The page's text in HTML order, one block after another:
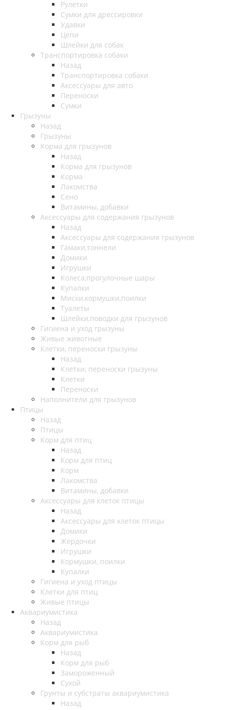
Рулетки
Сумки для дрессировки
Удавки
Цепи
Шлейки для собак
Транспортировка собаки
Назад
Транспортировка собаки
Аксессуары для авто
Переноски
Сумки
Грызуны
Назад
Грызуны
Корма для грызунов
Назад
Корма для грызунов
Корма
Лакомства
Сено
Витамины, добавки
Аксессуары для содержания грызунов
Назад
Аксессуары для содержания грызунов
Гамаки,тоннели
Домики
Игрушки
Колеса,прогулочные шары
Купалки
Миски,кормушки,поилки
Туалеты
Шлейки,поводки для грызунов
Гигиена и уход грызуны
Живые животные
Клетки, переноски грызуны
Назад
Клетки, переноски грызуны
Клетки
Переноски
Наполнители для грызунов
Птицы
Назад
Птицы
Корм для птиц
Назад
Корм для птиц
Корм
Лакомства
Витамины, добавки
Аксессуары для клеток птицы
Назад
Аксессуары для клеток птицы
Домики
Жердочки
Игрушки
Кормушки, поилки
Купалки
Гигиена и уход птицы
Клетки для птиц
Живые птицы
Аквариумистика
Назад
Аквариумистика
Корм для рыб
Назад
Корм для рыб
Замороженный
Сухой
Грунты и субстраты аквариумистика
Назад